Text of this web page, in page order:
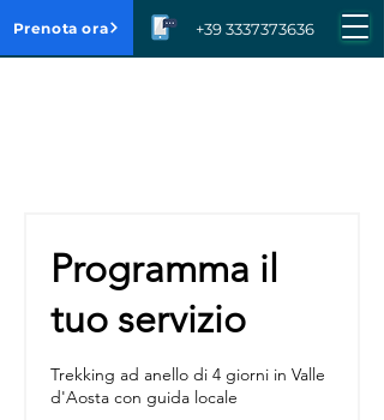
+39 3337373636
Prenota ora
Programma il
tuo servizio
Trekking ad anello di 4 giorni in Valle
d'Aosta con guida locale